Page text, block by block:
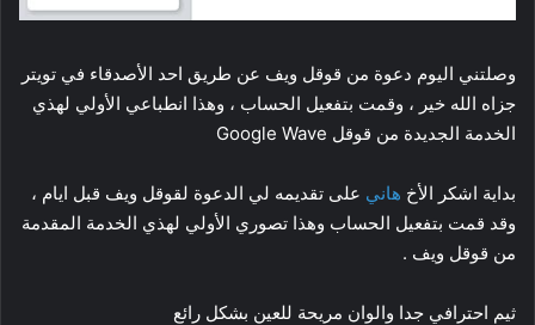
وصلتني اليوم دعوة من قوقل ويف عن طريق احد الأصدقاء في تويتر
جزاه الله خير ، وقمت بتفعيل الحساب ، وهذا انطباعي الأولي لهذي
الخدمة الجديدة من قوقل Google Wave
بداية اشكر الأخ هاني على تقديمه لي الدعوة لقوقل ويف قبل ايام ،
وقد قمت بتفعيل الحساب وهذا تصوري الأولي لهذي الخدمة المقدمة
من قوقل ويف .
ثيم احترافي جدا والوان مريحة للعين بشكل رائع